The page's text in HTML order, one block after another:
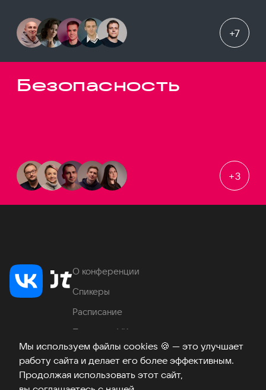
Мы используем файлы cookies 🍪 — это улучшает
работу сайта и делает его более эффективным.
Продолжая использовать этот сайт,
+7
Безопасность
+3
О конференции
Спикеры
Расписание
Продукты VK
Место проведения
Часто задаваемые вопросы